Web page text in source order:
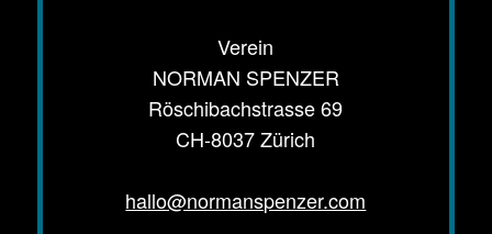
Verein
NORMAN SPENZER
Röschibachstrasse 69
CH-8037 Zürich
hallo@normanspenzer.com